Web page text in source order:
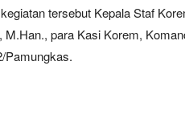
tersebut Kepala Staf
M.Han., para Kasi Korem,
Pamungkas.